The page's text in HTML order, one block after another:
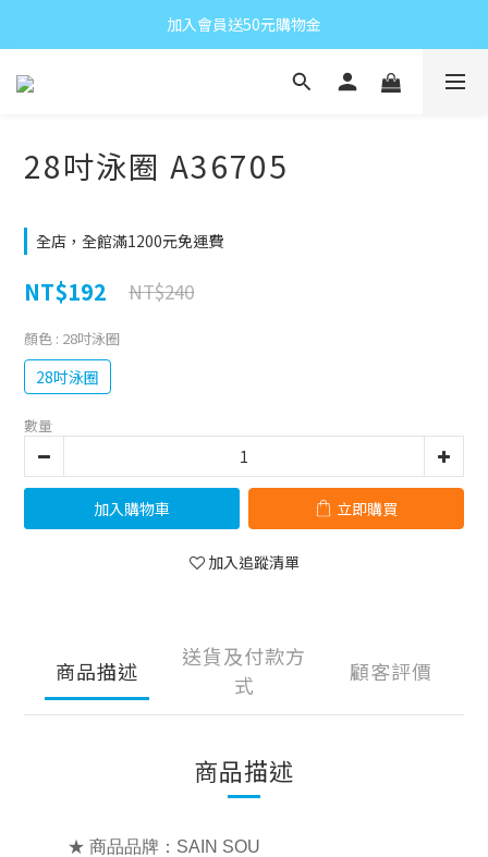
加入會員送50元購物金
28吋泳圈 A36705
全店，全館滿1200元免運費
NT$192 NT$240
顏色 : 28吋泳圈
28吋泳圈
數量
加入購物車 立即購買
加入追蹤清單
商品描述
送貨及付款方
式
顧客評價
商品描述
★ 商品品牌：SAIN SOU